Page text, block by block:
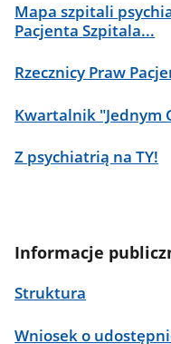
Mapa szpitali
Pacjenta Szpitala...
Rzecznicy Praw
Kwartalnik "Jednym
Z psychiatrią na TY!
Informacje
Struktura
Wniosek o